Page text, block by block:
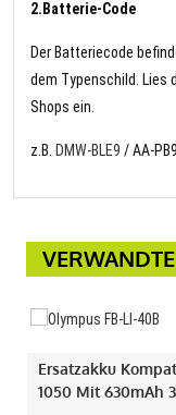
2.Batterie-Code
Der Batteriecode
dem Typenschild. Lies
Shops ein.
z.B. DMW-BLE9 / AA-
Ersatzakku
1050 Mit 630mAh